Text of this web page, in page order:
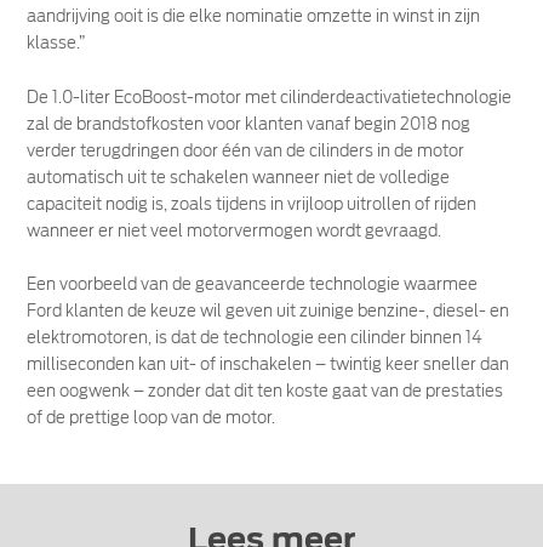
aandrijving ooit is die elke nominatie omzette in winst in zijn
klasse.”
De 1.0-liter EcoBoost-motor met cilinderdeactivatietechnologie
zal de brandstofkosten voor klanten vanaf begin 2018 nog
verder terugdringen door één van de cilinders in de motor
automatisch uit te schakelen wanneer niet de volledige
capaciteit nodig is, zoals tijdens in vrijloop uitrollen of rijden
wanneer er niet veel motorvermogen wordt gevraagd.
Een voorbeeld van de geavanceerde technologie waarmee
Ford klanten de keuze wil geven uit zuinige benzine-, diesel- en
elektromotoren, is dat de technologie een cilinder binnen 14
milliseconden kan uit- of inschakelen – twintig keer sneller dan
een oogwenk – zonder dat dit ten koste gaat van de prestaties
of de prettige loop van de motor.
Lees meer